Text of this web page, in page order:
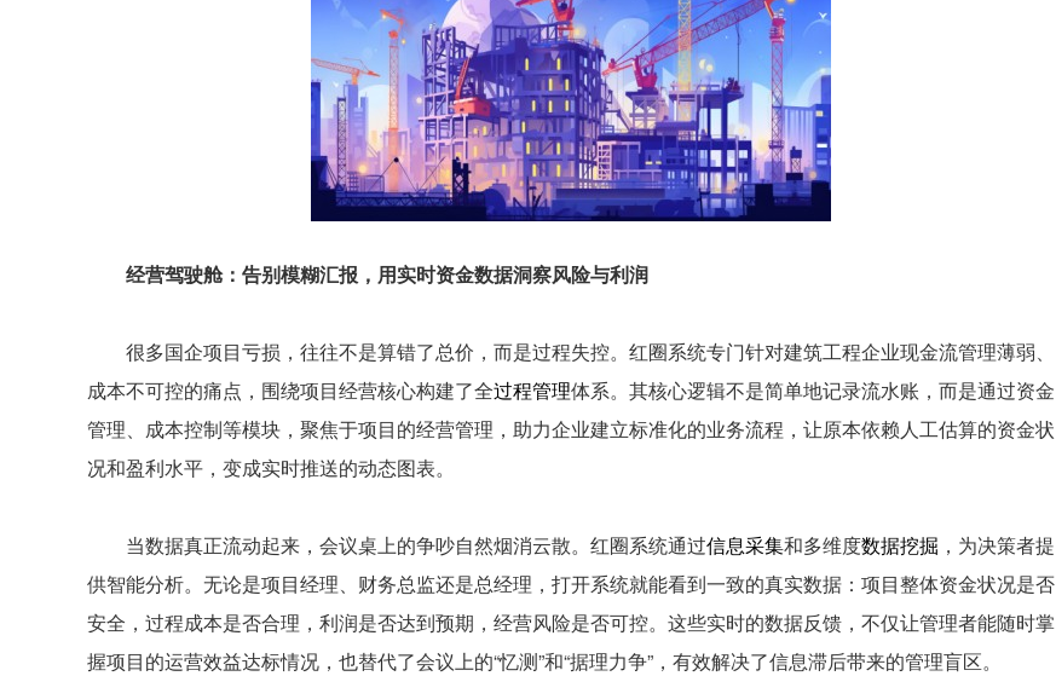
经营驾驶舱：告别模糊汇报，用实时资金数据洞察风险与利润
很多国企项目亏损，往往不是算错了总价，而是过程失控。红圈系统专门针对建筑工程企业现金流管理薄弱、
成本不可控的痛点，围绕项目经营核心构建了全过程管理体系。其核心逻辑不是简单地记录流水账，而是通过资金
管理、成本控制等模块，聚焦于项目的经营管理，助力企业建立标准化的业务流程，让原本依赖人工估算的资金状
况和盈利水平，变成实时推送的动态图表。
当数据真正流动起来，会议桌上的争吵自然烟消云散。红圈系统通过信息采集和多维度数据挖掘 ，为决策者提
供智能分析。无论是项目经理、财务总监还是总经理，打开系统就能看到一致的真实数据：项目整体资金状况是否
安全，过程成本是否合理，利润是否达到预期，经营风险是否可控。这些实时的数据反馈，不仅让管理者能随时掌
握项目的运营效益达标情况，也替代了会议上的“忆测”和“据理力争”，有效解决了信息滞后带来的管理盲区。